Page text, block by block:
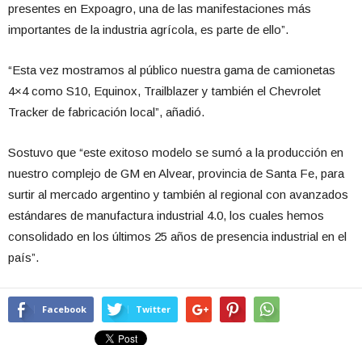
presentes en Expoagro, una de las manifestaciones más
importantes de la industria agrícola, es parte de ello”.
“Esta vez mostramos al público nuestra gama de camionetas
4×4 como S10, Equinox, Trailblazer y también el Chevrolet
Tracker de fabricación local”, añadió.
Sostuvo que “este exitoso modelo se sumó a la producción en
nuestro complejo de GM en Alvear, provincia de Santa Fe, para
surtir al mercado argentino y también al regional con avanzados
estándares de manufactura industrial 4.0, los cuales hemos
consolidado en los últimos 25 años de presencia industrial en el
país”.
Facebook Twitter